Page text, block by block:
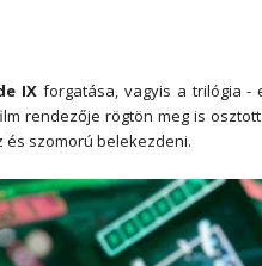
IX forgatása, vagyis a trilógia -
rendezője rögtön meg is
és szomorú belekezdeni.